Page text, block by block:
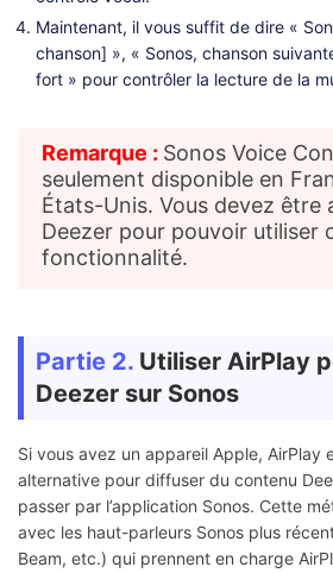
Maintenant, il vous suffit de dire «
chanson] », « Sonos, chanson
fort » pour contrôler la lecture de la
Remarque : Sonos Voice
seulement disponible en
États-Unis. Vous devez être
Deezer pour pouvoir utiliser
fonctionnalité.
Partie 2. Utiliser AirPlay
Deezer sur Sonos
Si vous avez un appareil Apple, AirPlay
alternative pour diffuser du contenu
passer par l’application Sonos. Cette
avec les haut-parleurs Sonos plus
Beam, etc.) qui prennent en charge